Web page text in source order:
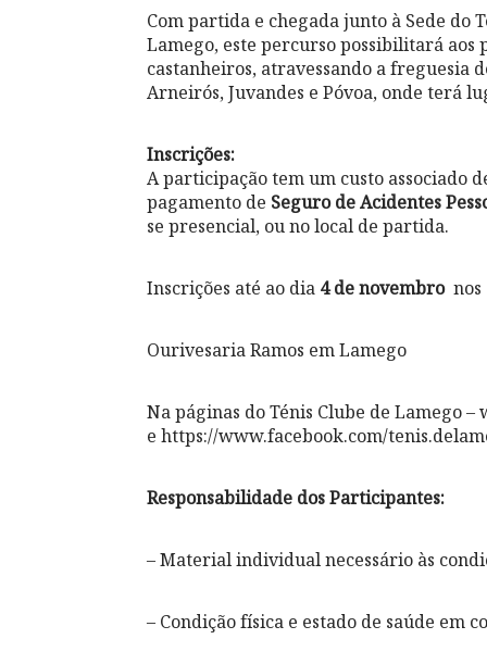
Com partida e chegada junto à Sede do
Lamego, este percurso possibilitará
castanheiros, atravessando a freguesia
Arneirós, Juvandes e Póvoa, onde terá
Inscrições:
A participação tem um custo associado
pagamento de Seguro de Acidentes
se presencial, ou no local de partida.
Inscrições até ao dia 4 de novembro nos
Ourivesaria Ramos em Lamego
Na páginas do Ténis Clube de Lamego
e https://www.facebook.com/
Responsabilidade dos Participantes:
– Material individual necessário às
– Condição física e estado de saúde em